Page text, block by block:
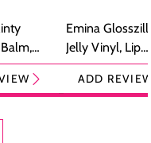
Emina
Jelly Vinyl, Lip
Cream Glossy
Ringan
ADD